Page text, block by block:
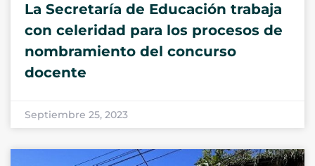
La Secretaría de Educación trabaja
con celeridad para los procesos de
nombramiento del concurso
docente
Septiembre 25, 2023